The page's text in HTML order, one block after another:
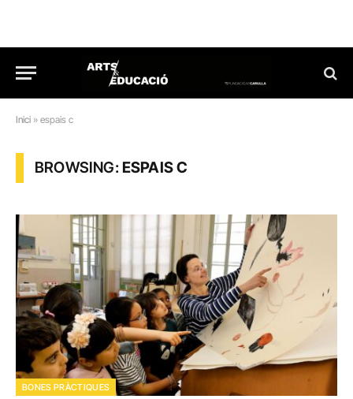
Inici » espais c
BROWSING:ESPAIS C
BONES PRÀCTIQUES